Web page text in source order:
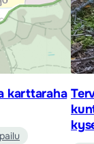
karttaraha